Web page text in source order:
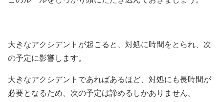
大きなアクシデントが起こると、対処に時間をとられ、次
の予定に影響します。
大きなアクシデントであればあるほど、対処にも長時間が
必要となるため、次の予定は諦めるしかありません。